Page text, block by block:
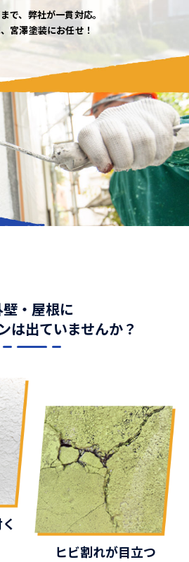
で、弊社が一貫対応。
宮澤塗装にお任せ！
・屋根に
は出ていませんか？
ヒビ割れが目立つ